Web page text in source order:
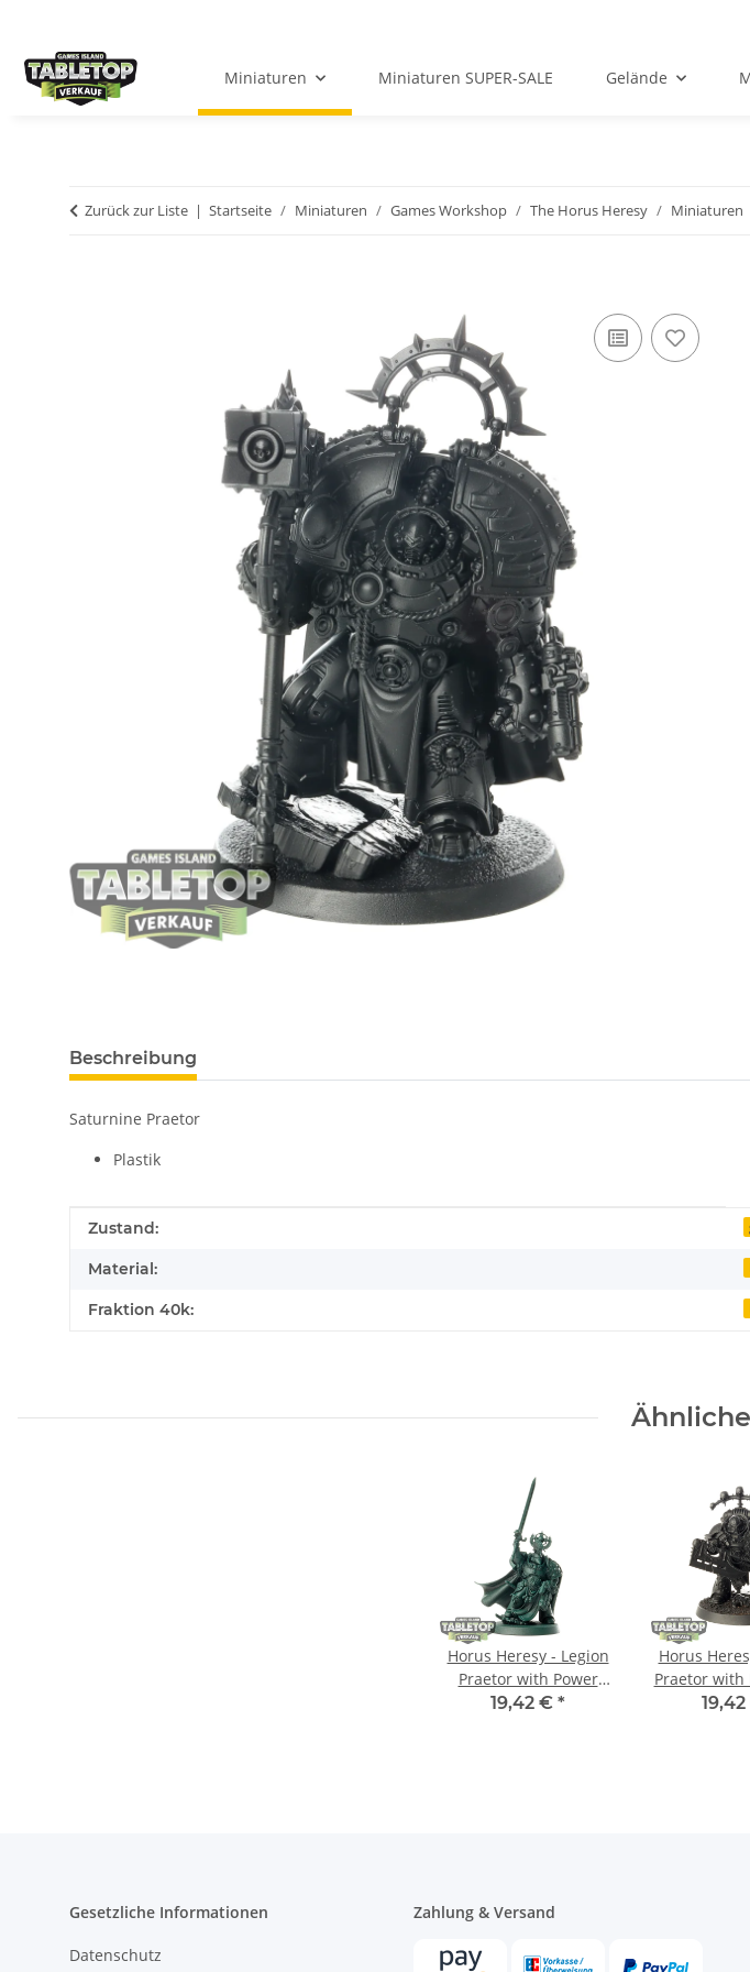
Miniaturen Miniaturen SUPER-SALE Gelände
Zurück zur Liste Startseite Miniaturen Games Workshop The Horus Heresy Miniaturen
Beschreibung
Saturnine Praetor
Plastik
Produkteigenschaft
Wert
Zustand:
Material:
Fraktion 40k:
Horus Heresy - Legion
Praetor with Power
Sword - grundiert
19,42 € *
Horus
Praetor with
-
Gesetzliche Informationen
Datenschutz
Zahlung & Versand